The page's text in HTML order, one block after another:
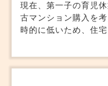
■「必ず使うのか？
これはケースにより
現在、第一子の育児
古マンション購入を
時的に低いため、住
先なのもあり、時期
とても気に入ってい